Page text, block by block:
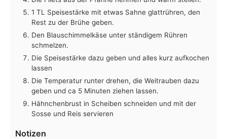
1 TL Speisestärke mit etwas Sahne glattrühren, den
Rest zu der Brühe geben.
Den Blauschimmelkäse unter ständigem Rühren
schmelzen.
Die Speisestärke dazu geben und alles kurz aufkochen
lassen
Die Temperatur runter drehen, die Weitrauben dazu
geben und ca 5 Minuten ziehen lassen.
Hähnchenbrust in Scheiben schneiden und mit der
Sosse und Reis servieren
Notizen